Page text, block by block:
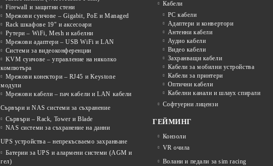
Firewall и защитни стени
Мрежови суичове – Gigabit, PoE и Managed
Rack шкафове 19" и аксесоари
Рутери – WiFi, Mesh и кабелни
Мрежови адаптери – USB WiFi и LAN
Системи за видеоконференции
KVM суичове – управление на няколко
компютъра
Мрежови конектори – RJ45 и Keystone
модули
Мрежови кабели – пач кабели и LAN кабели
Сървъри и NAS системи за съхранение
Сървъри – Rack, Tower и Blade
NAS системи за съхранение на данни
UPS устройства – непрекъсваемо захранване
Батерии за UPS и алармени системи (AGM и
гел)
Кабели
PC кабели
Адаптери и конвертори
Антенни кабели
Аудио кабели
Видео кабели
Захранващи кабели
Кабели за мобилни устройства
Кабели за принтери
Оптични кабели
Кабелни канали и шлаух спирали
Софтуерни лицензи
ГЕЙМИНГ
Конзоли
VR очила
Волани и педали за sim racing